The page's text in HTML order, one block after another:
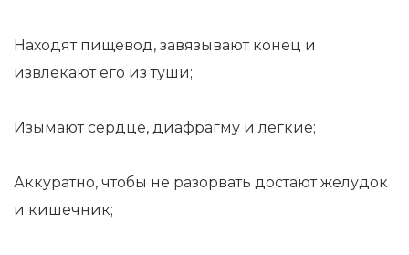
Находят пищевод, завязывают конец и
извлекают его из туши;
Изымают сердце, диафрагму и легкие;
Аккуратно, чтобы не разорвать достают желудок
и кишечник;